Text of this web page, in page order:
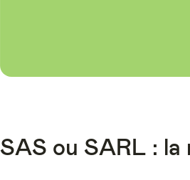
SAS ou SARL :